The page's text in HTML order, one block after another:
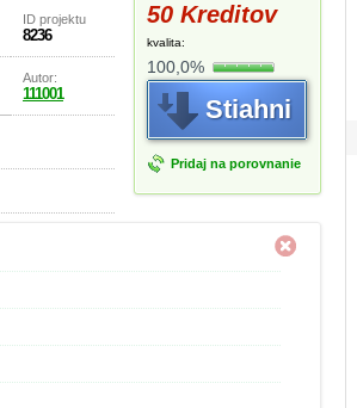
ID projektu
8236
Autor:
111001
50 Kreditov
kvalita:
100,0%
Stiahni
Pridaj na porovnanie